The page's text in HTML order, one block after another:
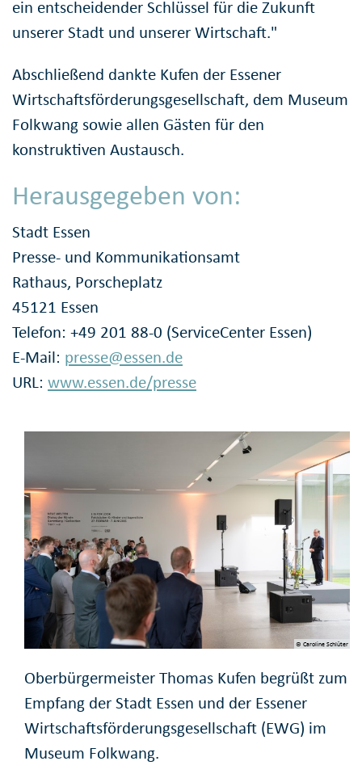
ein entscheidender Schlüssel für die Zukunft
unserer Stadt und unserer Wirtschaft."
Abschließend dankte Kufen der Essener
Wirtschaftsförderungsgesellschaft, dem Museum
Folkwang sowie allen Gästen für den
konstruktiven Austausch.
Herausgegeben von:
Stadt Essen
Presse- und Kommunikationsamt
Rathaus, Porscheplatz
45121 Essen
Telefon: +49 201 88-0 (ServiceCenter Essen)
E-Mail: presse@essen.de
URL: www.essen.de/presse
© Caroline Schlüter
Oberbürgermeister Thomas Kufen begrüßt zum
Empfang der Stadt Essen und der Essener
Wirtschaftsförderungsgesellschaft (EWG) im
Museum Folkwang.